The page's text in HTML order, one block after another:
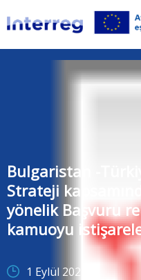
Bulgaristan -
Strateji
yönelik Başvuru
kamuoyu
1 Eylül 2025